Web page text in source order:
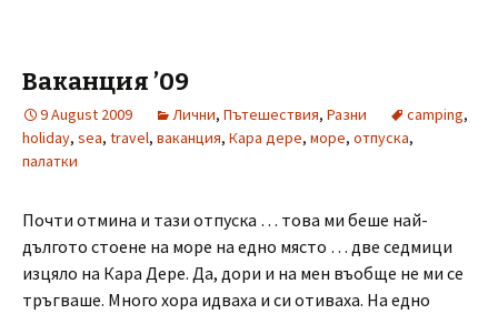
Ваканция ’09
9 August 2009 Лични, Пътешествия, Разни camping,
holiday, sea, travel, ваканция, Кара дере, море, отпуска,
палатки
Почти отмина и тази отпуска … това ми беше най-
дългото стоене на море на едно място … две седмици
изцяло на Кара Дере. Да, дори и на мен въобще не ми се
тръгваше. Много хора идваха и си отиваха. На едно